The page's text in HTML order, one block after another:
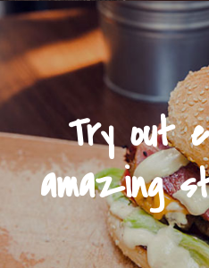
Try out
amazing